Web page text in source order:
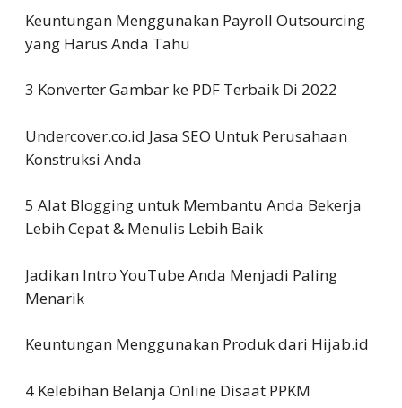
Keuntungan Menggunakan Payroll Outsourcing
yang Harus Anda Tahu
3 Konverter Gambar ke PDF Terbaik Di 2022
Undercover.co.id Jasa SEO Untuk Perusahaan
Konstruksi Anda
5 Alat Blogging untuk Membantu Anda Bekerja
Lebih Cepat & Menulis Lebih Baik
Jadikan Intro YouTube Anda Menjadi Paling
Menarik
Keuntungan Menggunakan Produk dari Hijab.id
4 Kelebihan Belanja Online Disaat PPKM